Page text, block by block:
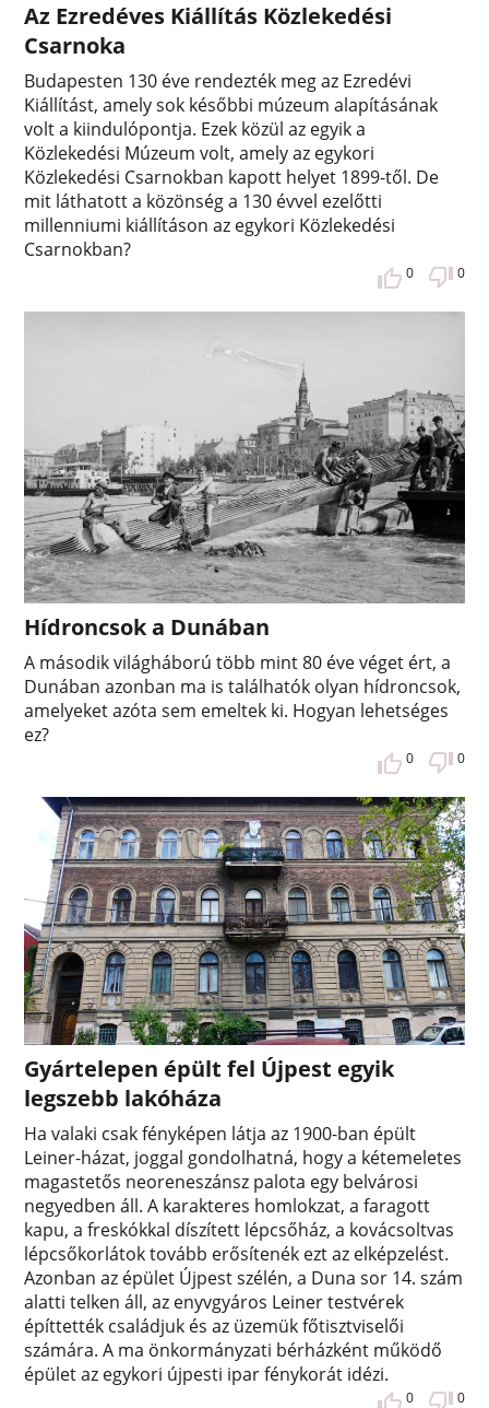
Az Ezredéves Kiállítás Közlekedési
Csarnoka
Budapesten 130 éve rendezték meg az Ezredévi
Kiállítást, amely sok későbbi múzeum alapításának
volt a kiindulópontja. Ezek közül az egyik a
Közlekedési Múzeum volt, amely az egykori
Közlekedési Csarnokban kapott helyet 1899-től. De
mit láthatott a közönség a 130 évvel ezelőtti
millenniumi kiállításon az egykori Közlekedési
Csarnokban?
0 0
Hídroncsok a Dunában
A második világháború több mint 80 éve véget ért, a
Dunában azonban ma is találhatók olyan hídroncsok,
amelyeket azóta sem emeltek ki. Hogyan lehetséges
ez?
0 0
Gyártelepen épült fel Újpest egyik
legszebb lakóháza
Ha valaki csak fényképen látja az 1900-ban épült
Leiner-házat, joggal gondolhatná, hogy a kétemeletes
magastetős neoreneszánsz palota egy belvárosi
negyedben áll. A karakteres homlokzat, a faragott
kapu, a freskókkal díszített lépcsőház, a kovácsoltvas
lépcsőkorlátok tovább erősítenék ezt az elképzelést.
Azonban az épület Újpest szélén, a Duna sor 14. szám
alatti telken áll, az enyvgyáros Leiner testvérek
építtették családjuk és az üzemük főtisztviselői
számára. A ma önkormányzati bérházként működő
épület az egykori újpesti ipar fénykorát idézi.
0 0